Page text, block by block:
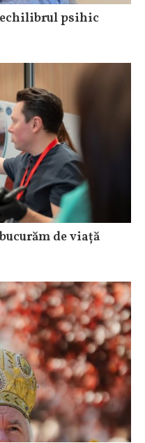
echilibrul psihic
de viață